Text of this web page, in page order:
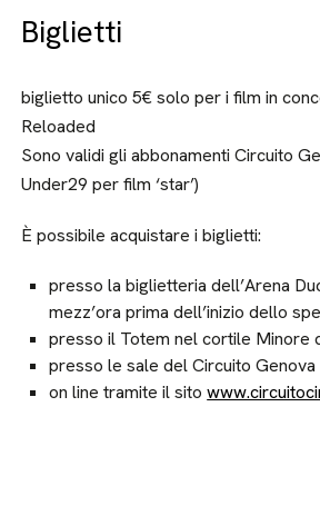
Biglietti
biglietto unico 5€ solo per i film in
Reloaded
Sono validi gli abbonamenti Circuito
Under29 per film ‘star’)
È possibile acquistare i biglietti:
presso la biglietteria dell’Arena
mezz’ora prima dell’inizio dello
presso il Totem nel cortile Minore
presso le sale del Circuito Genova
on line tramite il sito